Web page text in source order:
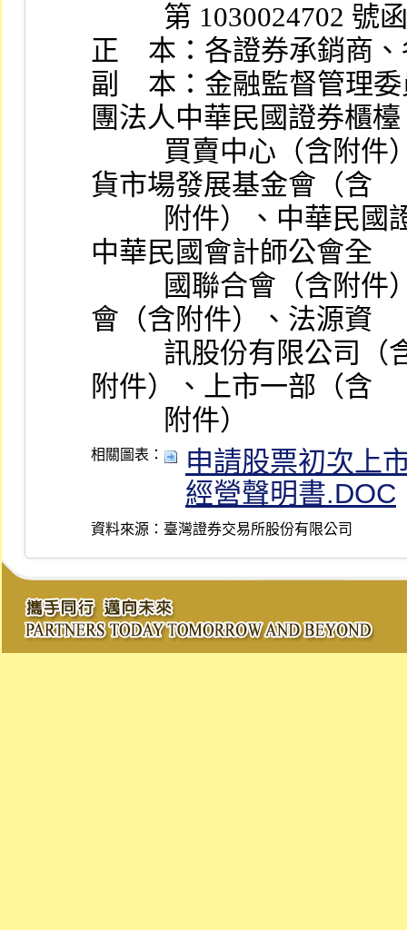
第 1030024702 號
正    本：各證券承銷商
副    本：金融監督管理
團法人中華民國證券櫃檯
貨市場發展基金會（含
中華民國會計師公會全
會（含附件）、法源資
附件）、上市一部（含
          附件）
相關圖表：
申請股票初次上
經營聲明書.DOC
資料來源： 臺灣證券交易所股份有限公司